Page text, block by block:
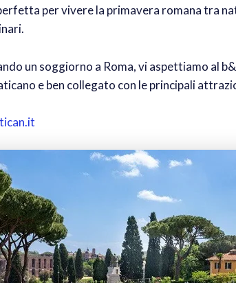
per vivere la primavera romana tra
un soggiorno a Roma, vi aspettiamo al
e ben collegato con le principali